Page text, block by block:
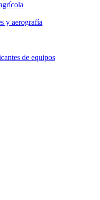
y aerografía
de equipos